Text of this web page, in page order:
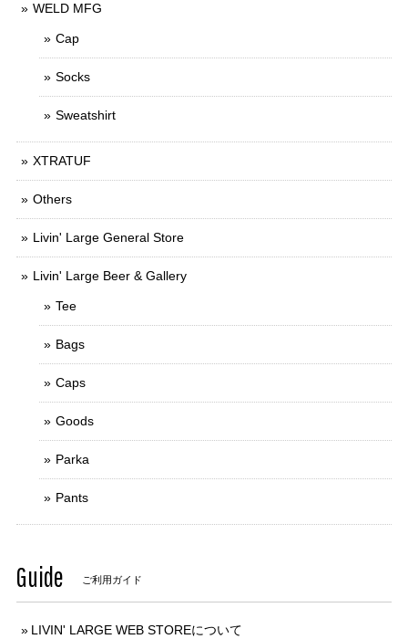
WELD MFG
Cap
Socks
Sweatshirt
XTRATUF
Others
Livin' Large General Store
Livin' Large Beer & Gallery
Tee
Bags
Caps
Goods
Parka
Pants
Guide ご利用ガイド
LIVIN' LARGE WEB STOREについて